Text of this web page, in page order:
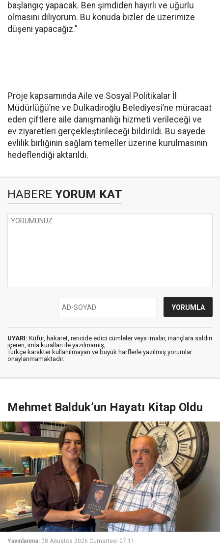
başlangıç yapacak. Ben şimdiden hayırlı ve uğurlu
olmasını diliyorum. Bu konuda bizler de üzerimize
düşeni yapacağız.”
Proje kapsamında Aile ve Sosyal Politikalar İl
Müdürlüğü’ne ve Dulkadiroğlu Belediyesi’ne müracaat
eden çiftlere aile danışmanlığı hizmeti verileceği ve
ev ziyaretleri gerçekleştirileceği bildirildi. Bu sayede
evlilik birliğinin sağlam temeller üzerine kurulmasının
hedeflendiği aktarıldı.
HABERE YORUM KAT
UYARI: Küfür, hakaret, rencide edici cümleler veya imalar, inançlara saldırı
içeren, imla kuralları ile yazılmamış,
Türkçe karakter kullanılmayan ve büyük harflerle yazılmış yorumlar
onaylanmamaktadır.
Mehmet Balduk’un Hayatı Kitap Oldu
Yayınlanma: 08 Ağustos 2026 Cumartesi 07:11